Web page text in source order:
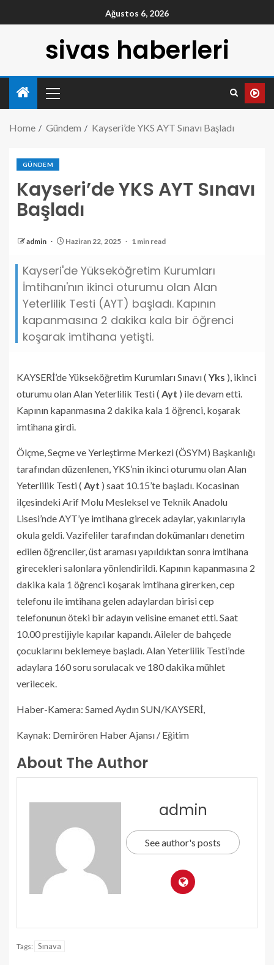
Ağustos 6, 2026
sivas haberleri
Home Gündem Kayseri’de YKS AYT Sınavı Başladı
GÜNDEM
Kayseri’de YKS AYT Sınavı
Başladı
admin Haziran 22, 2025 1 min read
Kayseri'de Yükseköğretim Kurumları
İmtihanı'nın ikinci oturumu olan Alan
Yeterlilik Testi (AYT) başladı. Kapının
kapanmasına 2 dakika kala bir öğrenci
koşarak imtihana yetişti.
KAYSERİ’de Yükseköğretim Kurumları Sınavı ( Yks ), ikinci
oturumu olan Alan Yeterlilik Testi ( Ayt ) ile devam etti.
Kapının kapanmasına 2 dakika kala 1 öğrenci, koşarak
imtihana girdi.
Ölçme, Seçme ve Yerleştirme Merkezi (ÖSYM) Başkanlığı
tarafından düzenlenen, YKS’nin ikinci oturumu olan Alan
Yeterlilik Testi ( Ayt ) saat 10.15’te başladı. Kocasinan
ilçesindeki Arif Molu Mesleksel ve Teknik Anadolu
Lisesi’nde AYT’ye imtihana girecek adaylar, yakınlarıyla
okula geldi. Vazifeliler tarafından dokümanları denetim
edilen öğrenciler, üst araması yapıldıktan sonra imtihana
girecekleri salonlara yönlendirildi. Kapının kapanmasına 2
dakika kala 1 öğrenci koşarak imtihana girerken, cep
telefonu ile imtihana gelen adaylardan birisi cep
telefonunun öteki bir adayın velisine emanet etti. Saat
10.00 prestijiyle kapılar kapandı. Aileler de bahçede
çocuklarını beklemeye başladı. Alan Yeterlilik Testi’nde
adaylara 160 soru sorulacak ve 180 dakika mühlet
verilecek.
Haber-Kamera: Samed Aydın SUN/KAYSERİ,
Kaynak: Demirören Haber Ajansı / Eğitim
About The Author
admin
See author's posts
Tags: Sınava